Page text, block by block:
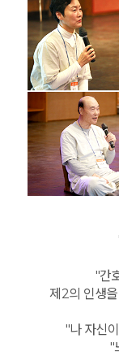
"간
제2의 인생
"나 자신
"